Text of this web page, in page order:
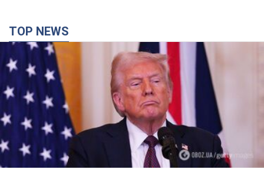
TOP NEWS